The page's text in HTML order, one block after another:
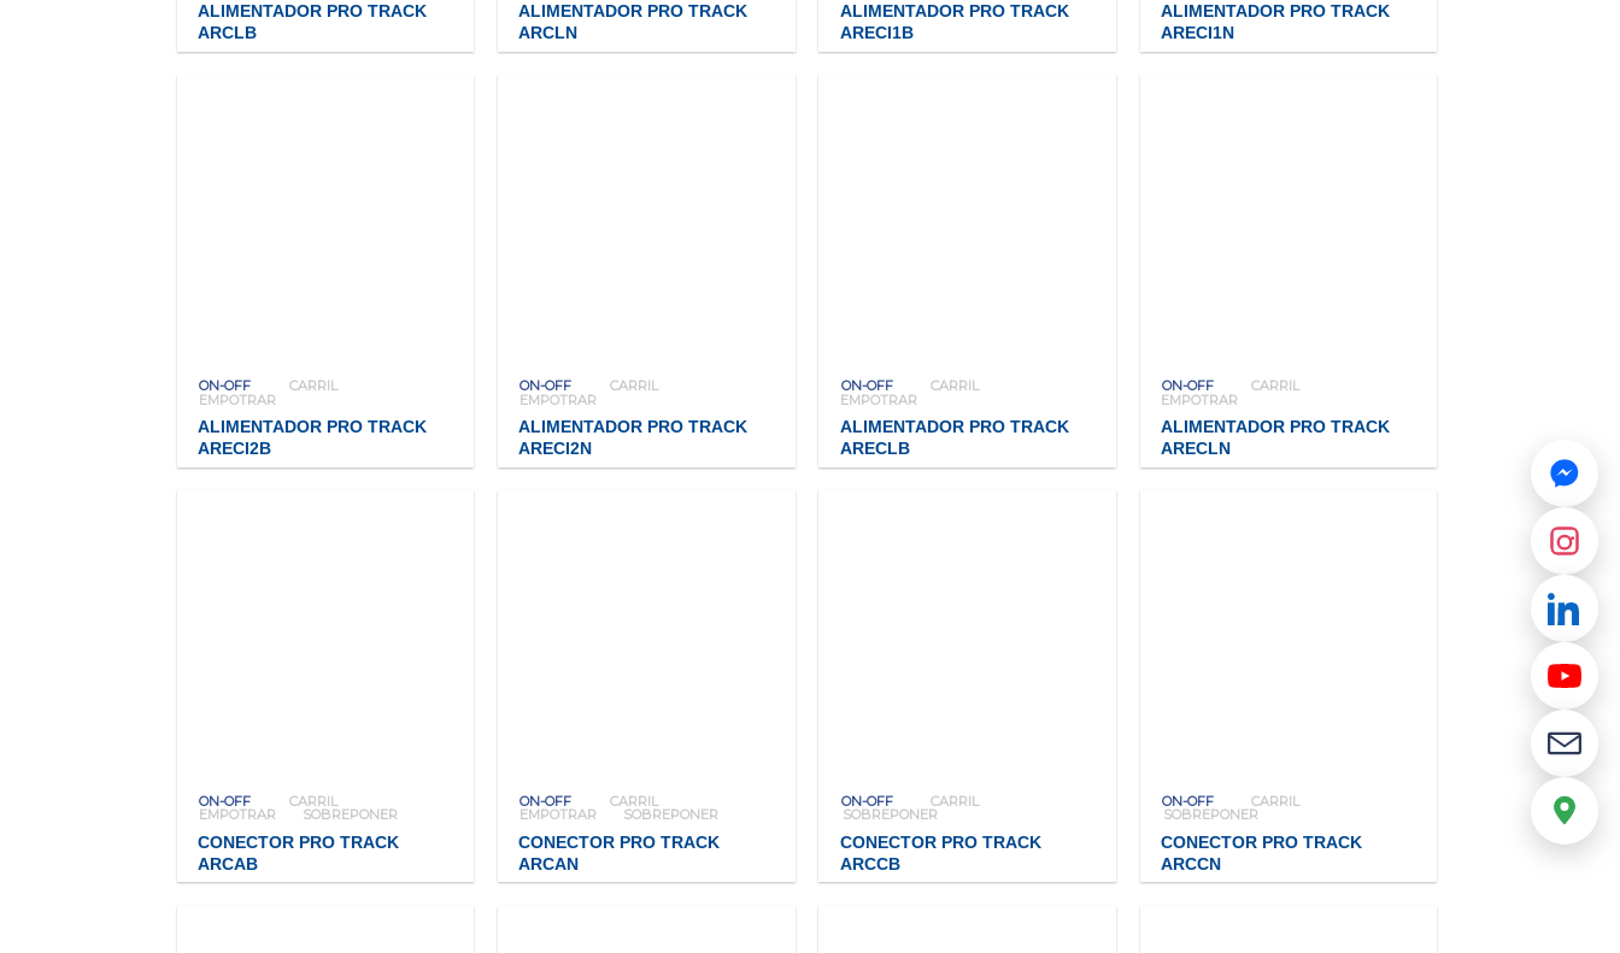
ALIMENTADOR PRO TRACK
ARCLB
ALIMENTADOR PRO TRACK
ARCLN
ALIMENTADOR PRO TRACK
ARECI1B
ALIMENTADOR PRO TRACK
ARECI1N
ON-OFF
CARRIL
EMPOTRAR
ALIMENTADOR PRO TRACK
ARECI2B
ON-OFF
CARRIL
EMPOTRAR
ALIMENTADOR PRO TRACK
ARECI2N
ON-OFF
CARRIL
EMPOTRAR
ALIMENTADOR PRO TRACK
ARECLB
ON-OFF
CARRIL
EMPOTRAR
ALIMENTADOR PRO TRACK
ARECLN
ON-OFF
CARRIL
EMPOTRAR
SOBREPONER
CONECTOR PRO TRACK
ARCAB
ON-OFF
CARRIL
EMPOTRAR
SOBREPONER
CONECTOR PRO TRACK
ARCAN
ON-OFF
CARRIL
SOBREPONER
CONECTOR PRO TRACK
ARCCB
ON-OFF
CARRIL
SOBREPONER
CONECTOR PRO TRACK
ARCCN